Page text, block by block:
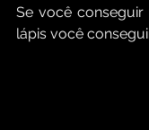
Se você
lápis você